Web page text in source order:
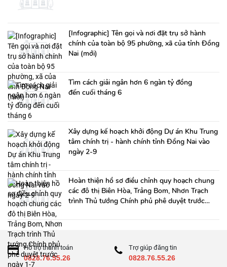
[Infographic] Tên gọi và nơi đặt trụ sở hành
chính của toàn bộ 95 phường, xã của tỉnh Đồng
Nai (mới)
Tìm cách giải ngân hơn 6 ngàn tỷ đồng
đến cuối tháng 6
Xây dựng kế hoạch khởi động Dự án Khu Trung
tâm chính trị - hành chính tỉnh Đồng Nai vào
ngày 2-9
Hoàn thiện hồ sơ điều chỉnh quy hoạch chung
các đô thị Biên Hòa, Trảng Bom, Nhơn Trạch
trình Thủ tướng Chính phủ phê duyệt trước
Hỗ trợ thanh toán
0828.76.55.26
Trợ giúp đăng tin
0828.76.55.26